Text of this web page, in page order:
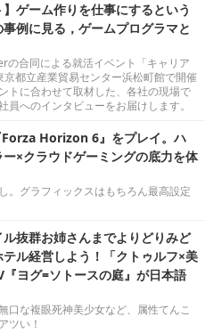
】ゲーム作りを仕事にするという
例に見る，ゲームプログラマと
合同による就活イベント「キャリア
都立産業貿易センター浜松町館で開催
トに合わせて取材した、各社の現場で
員へのインタビューをお届けします。
Horizon 6』をプレイ。ハ
×クラウドゲーミングの底力を体
。グラフィックスはもちろん最高設定
抜群お姉さんまでよりどりみど
テル経営しよう！「クトゥルフ×美
ヨグ=ソトースの庭』が日本語
口な複眼死神美少女など、属性てんこ
ツい！